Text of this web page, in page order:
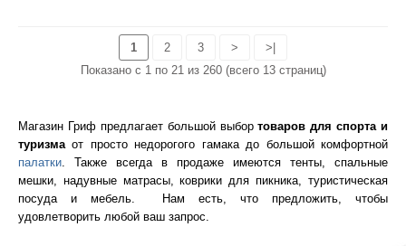
1 2 3 >
>|
Показано с 1 по 21 из 260 (всего 13 страниц)
Магазин Гриф предлагает большой выбортоваров для спорта и
туризмаот просто недорогого гамака до большой комфортной
палатки. Также всегда в продаже имеются тенты, спальные
мешки, надувные матрасы, коврики для пикника, туристическая
посуда и мебель. Нам есть, что предложить, чтобы
удовлетворить любой ваш запрос.